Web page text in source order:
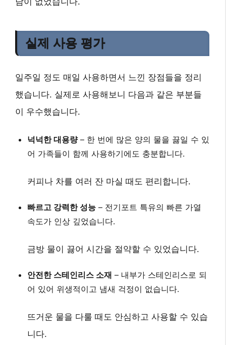
실제 사용 평가
일주일 정도 매일 사용하면서 느낀 장점들을 정리
했습니다. 실제로 사용해보니 다음과 같은 부분들
이 우수했습니다.
넉넉한 대용량– 한 번에 많은 양의 물을 끓일 수 있
어 가족들이 함께 사용하기에도 충분합니다.
커피나 차를 여러 잔 마실 때도 편리합니다.
빠르고 강력한 성능 – 전기포트 특유의 빠른 가열
속도가 인상 깊었습니다.
금방 물이 끓어 시간을 절약할 수 있었습니다.
안전한 스테인리스 소재 – 내부가 스테인리스로 되
어 있어 위생적이고 냄새 걱정이 없습니다.
뜨거운 물을 다룰 때도 안심하고 사용할 수 있습
니다.